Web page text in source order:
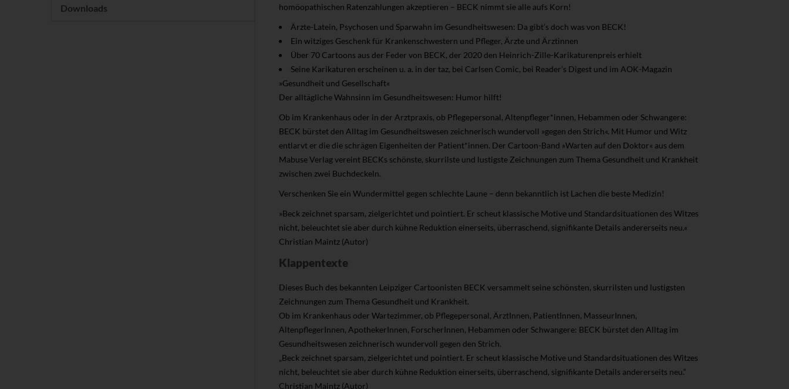
Downloads
homöopathischen Ratenzahlungen akzeptieren – BECK nimmt sie alle aufs Korn!
Ärzte-Latein, Psychosen und Sparwahn im Gesundheitswesen: Da gibt’s doch was von BECK!
Ein witziges Geschenk für Krankenschwestern und Pfleger, Ärzte und Ärztinnen
Über 70 Cartoons aus der Feder von BECK, der 2020 den Heinrich-Zille-Karikaturenpreis erhielt
Seine Karikaturen erscheinen u. a. in der taz, bei Carlsen Comic, bei Reader’s Digest und im AOK-Magazin
»Gesundheit und Gesellschaft«
Der alltägliche Wahnsinn im Gesundheitswesen: Humor hilft!
Ob im Krankenhaus oder in der Arztpraxis, ob Pflegepersonal, Altenpfleger*innen, Hebammen oder Schwangere:
BECK bürstet den Alltag im Gesundheitswesen zeichnerisch wundervoll »gegen den Strich«. Mit Humor und Witz
entlarvt er die die schrägen Eigenheiten der Patient*innen. Der Cartoon-Band »Warten auf den Doktor« aus dem
Mabuse Verlag vereint BECKs schönste, skurrilste und lustigste Zeichnungen zum Thema Gesundheit und Krankheit
zwischen zwei Buchdeckeln.
Verschenken Sie ein Wundermittel gegen schlechte Laune – denn bekanntlich ist Lachen die beste Medizin!
»Beck zeichnet sparsam, zielgerichtet und pointiert. Er scheut klassische Motive und Standardsituationen des Witzes
nicht, beleuchtet sie aber durch kühne Reduktion einerseits, überraschend, signifikante Details andererseits neu.«
Christian Maintz (Autor)
Klappentexte
Dieses Buch des bekannten Leipziger Cartoonisten BECK versammelt seine schönsten, skurrilsten und lustigsten
Zeichnungen zum Thema Gesundheit und Krankheit.
Ob im Krankenhaus oder Wartezimmer, ob Pflegepersonal, ÄrztInnen, PatientInnen, MasseurInnen,
AltenpflegerInnen, ApothekerInnen, ForscherInnen, Hebammen oder Schwangere: BECK bürstet den Alltag im
Gesundheitswesen zeichnerisch wundervoll gegen den Strich.
„Beck zeichnet sparsam, zielgerichtet und pointiert. Er scheut klassische Motive und Standardsituationen des Witzes
nicht, beleuchtet sie aber durch kühne Reduktion einerseits, überraschend, signifikante Details andererseits neu.“
Christian Maintz (Autor)